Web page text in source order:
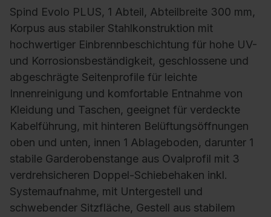
Spind Evolo PLUS, 1 Abteil, Abteilbreite 300 mm,
Korpus aus stabiler Stahlkonstruktion mit
hochwertiger Einbrennbeschichtung für hohe UV-
und Korrosionsbeständigkeit, geschlossene und
abgeschrägte Seitenprofile für leichte
Innenreinigung und komfortable Entnahme von
Kleidung und Taschen, geeignet für verdeckte
Kabelführung, mit hinteren Belüftungsöffnungen
oben und unten, innen 1 Ablageboden, darunter 1
stabile Garderobenstange aus Ovalprofil mit 3
verdrehsicheren Doppel-Schiebehaken inkl.
Systemaufnahme, mit Untergestell und
schwebender Sitzfläche, Gestell aus stabilem